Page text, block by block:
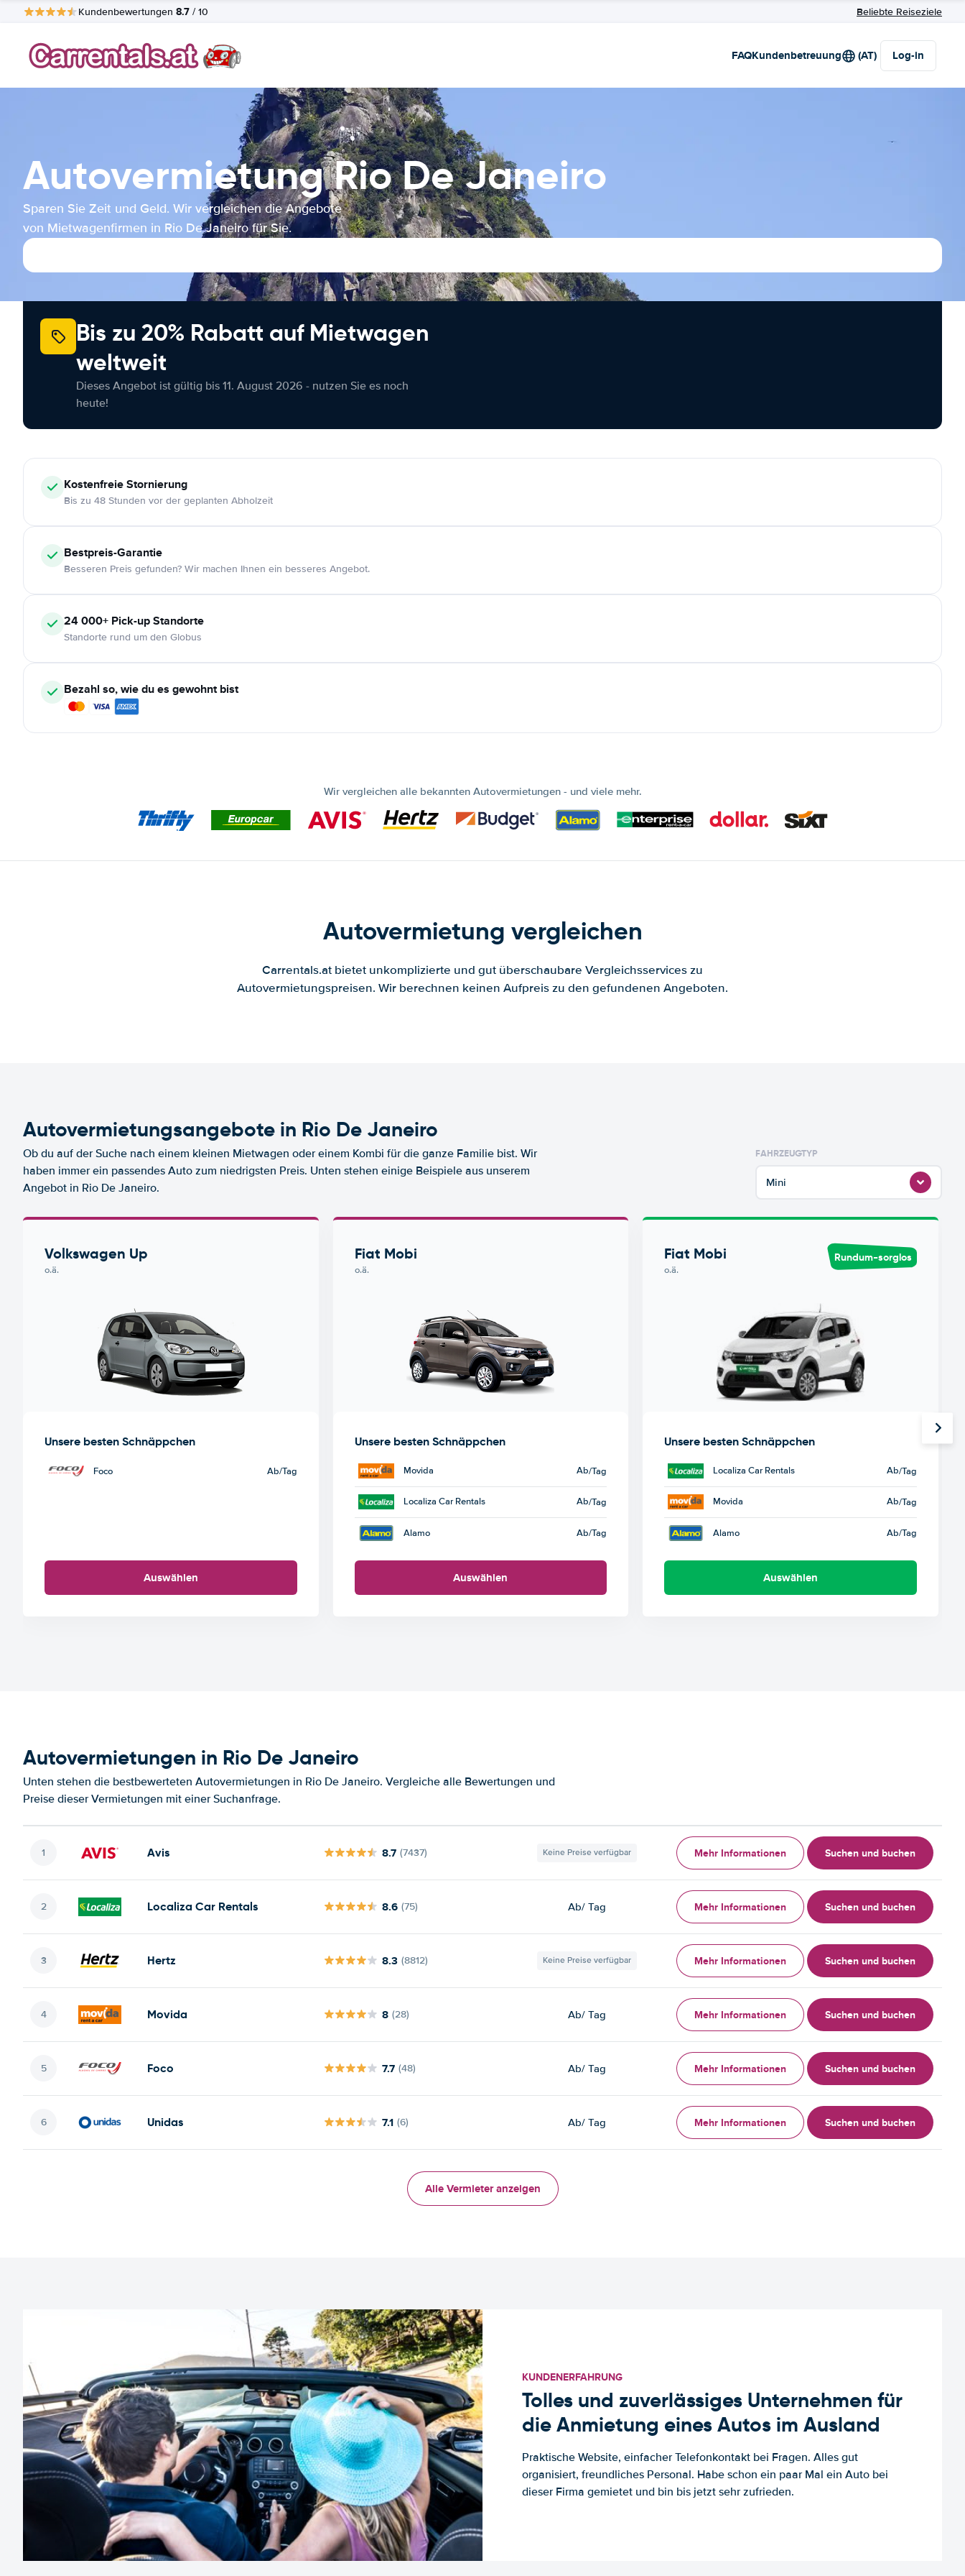
Kundenbewertungen 8.7 / 10 Beliebte Reiseziele
FAQKundenbetreuung (AT) Log-in
Autovermietung Rio De Janeiro
Sparen Sie Zeit und Geld. Wir vergleichen die Angebote
von Mietwagenfirmen in Rio De Janeiro für Sie.
Bis zu 20% Rabatt auf Mietwagen
weltweit
Dieses Angebot ist gültig bis 11. August 2026 - nutzen Sie es noch
heute!
KostenfreieStornierung
Bis zu 48 Stunden vor der geplanten Abholzeit
Bestpreis-Garantie
Besseren Preis gefunden? Wir machen Ihnen ein besseres Angebot.
24 000+ Pick-up Standorte
Standorte rund um den Globus
Bezahl so, wie du es gewohnt bist
Wir vergleichen alle bekannten Autovermietungen - und viele mehr.
Autovermietung vergleichen
Carrentals.at bietet unkomplizierte und gut überschaubare Vergleichsservices zu
Autovermietungspreisen. Wir berechnen keinen Aufpreis zu den gefundenen Angeboten.
Autovermietungsangebote in Rio De Janeiro
Ob du auf der Suche nach einem kleinen Mietwagen oder einem Kombi für die ganze Familie bist. Wir
haben immer ein passendes Auto zum niedrigsten Preis. Unten stehen einige Beispiele aus unserem
Angebot in Rio De Janeiro.
FAHRZEUGTYP
Mini
Volkswagen Up
o.ä.
Unsere besten Schnäppchen
Foco Ab/Tag
Auswählen
Fiat Mobi
o.ä.
Unsere besten Schnäppchen
Movida Ab/Tag
Localiza Car Rentals Ab/Tag
Alamo Ab/Tag
Auswählen
Fiat Mobi
o.ä.
Rundum-sorglos
Unsere besten Schnäppchen
Localiza Car Rentals Ab/Tag
Movida Ab/Tag
Alamo Ab/Tag
Auswählen
Autovermietungen in Rio De Janeiro
Unten stehen die bestbewerteten Autovermietungen in Rio De Janeiro. Vergleiche alle Bewertungen und
Preise dieser Vermietungen mit einer Suchanfrage.
Avis 8.7 (7437) Keine Preise verfügbar Mehr Informationen Suchen und buchen
Localiza Car Rentals 8.6 (75) Ab/ Tag Mehr Informationen Suchen und buchen
Hertz 8.3 (8812) Keine Preise verfügbar Mehr Informationen Suchen und buchen
Movida 8 (28) Ab/ Tag Mehr Informationen Suchen und buchen
Foco 7.7 (48) Ab/ Tag Mehr Informationen Suchen und buchen
Unidas 7.1 (6) Ab/ Tag Mehr Informationen Suchen und buchen
Alle Vermieter anzeigen
KUNDENERFAHRUNG
Tolles und zuverlässiges Unternehmen für
die Anmietung eines Autos im Ausland
Praktische Website, einfacher Telefonkontakt bei Fragen. Alles gut
organisiert, freundliches Personal. Habe schon ein paar Mal ein Auto bei
dieser Firma gemietet und bin bis jetzt sehr zufrieden.